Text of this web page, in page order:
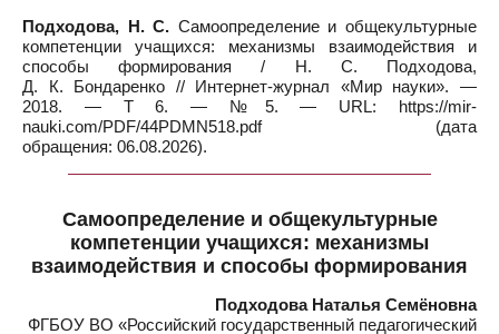
Подходова, Н. С. Самоопределение и общекультурные
компетенции учащихся: механизмы взаимодействия и
способы формирования / Н. С. Подходова,
Д. К. Бондаренко // Интернет-журнал «Мир науки». —
2018. — Т 6. — №5. — URL: https://mir-
nauki.com/PDF/44PDMN518.pdf (дата
обращения: 06.08.2026).
Самоопределение и общекультурные
компетенции учащихся: механизмы
взаимодействия и способы формирования
Подходова Наталья Семёновна
ФГБОУ ВО «Российский государственный педагогический